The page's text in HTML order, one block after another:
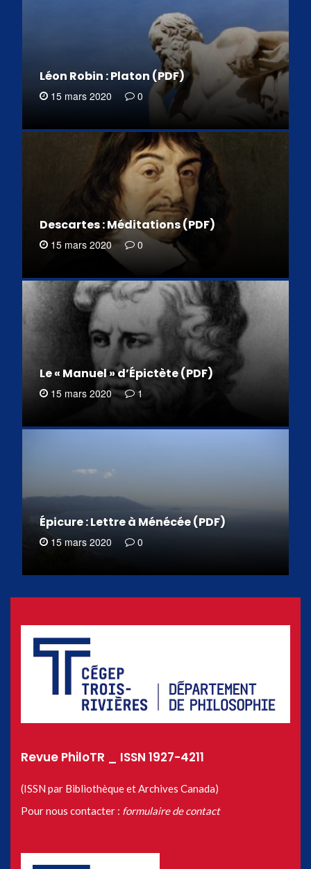
Léon Robin : Platon (PDF)
15 mars 2020 0
Descartes : Méditations (PDF)
15 mars 2020 0
Le « Manuel » d’Épictète (PDF)
15 mars 2020 1
Épicure : Lettre à Ménécée (PDF)
15 mars 2020 0
Revue PhiloTR _ ISSN 1927-4211
(ISSN par Bibliothèque et Archives Canada)
Pour nous contacter : formulaire de contact